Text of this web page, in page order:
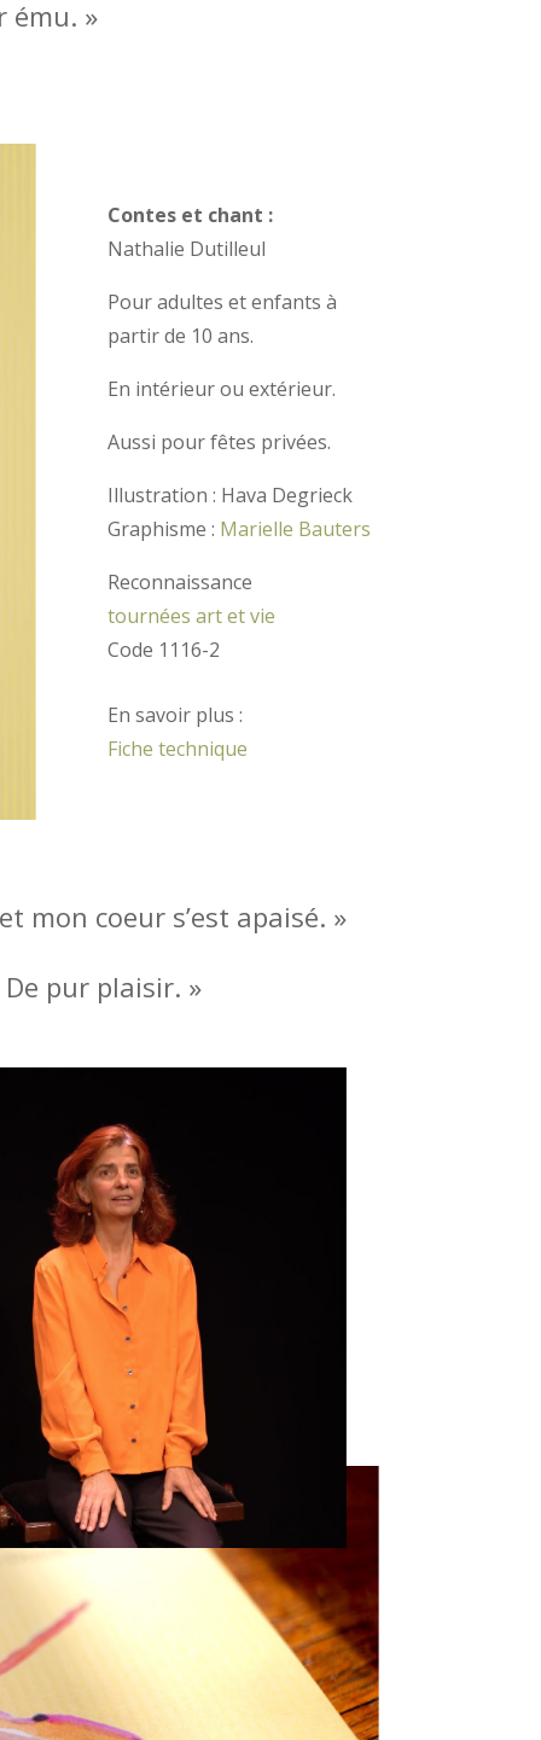
ému. »
Contes et chant :
Nathalie Dutilleul
Pour adultes et enfants à
partir de 10 ans.
En intérieur ou extérieur.
Aussi pour fêtes privées.
Illustration : Hava Degrieck
Graphisme : Marielle Bauters
Reconnaissance
tournées art et vie
Code 1116-2
En savoir plus :
Fiche technique
mon coeur s’est apaisé. »
pur plaisir. »